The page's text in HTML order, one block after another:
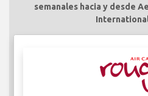
semanales hacia y desde